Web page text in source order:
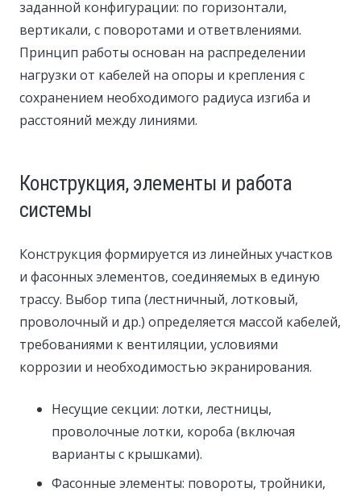
заданной конфигурации: по горизонтали,
вертикали, с поворотами и ответвлениями.
Принцип работы основан на распределении
нагрузки от кабелей на опоры и крепления с
сохранением необходимого радиуса изгиба и
расстояний между линиями.
Конструкция, элементы и работа
системы
Конструкция формируется из линейных участков
и фасонных элементов, соединяемых в единую
трассу. Выбор типа (лестничный, лотковый,
проволочный и др.) определяется массой кабелей,
требованиями к вентиляции, условиями
коррозии и необходимостью экранирования.
Несущие секции: лотки, лестницы,
проволочные лотки, короба (включая
варианты с крышками).
Фасонные элементы: повороты, тройники,